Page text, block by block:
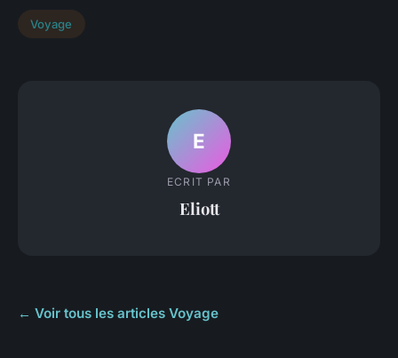
Voyage
E
ECRIT PAR
Eliott
← Voir tous les articles Voyage